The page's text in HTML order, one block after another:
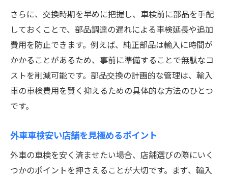
さらに、交換時期を早めに把握し、車検前に部品を手配
しておくことで、部品調達の遅れによる車検延長や追加
費用を防止できます。例えば、純正部品は輸入に時間が
かかることがあるため、事前に準備することで無駄なコ
ストを削減可能です。部品交換の計画的な管理は、輸入
車の車検費用を賢く抑えるための具体的な方法のひとつ
です。
外車車検安い店舗を見極めるポイント
外車の車検を安く済ませたい場合、店舗選びの際にいく
つかのポイントを押さえることが大切です。まず、輸入